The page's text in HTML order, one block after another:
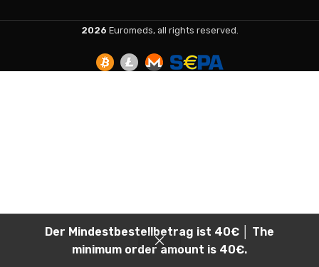
Der Mindestbestellbetrag ist 40€ │ The
minimum order amount is 40€.
2026 Euromeds, all rights reserved.